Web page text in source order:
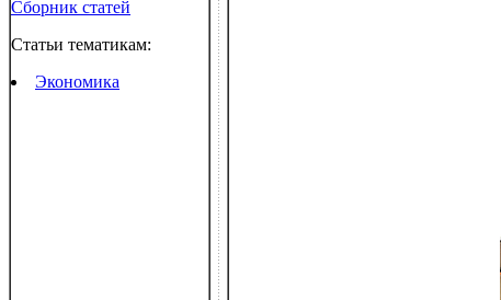
Сборник статей
Статьи тематикам:
Экономика